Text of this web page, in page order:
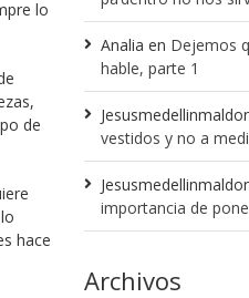
lo
de
hace
Analia en Dejemos
hable, parte 1
vestidos y no a
importancia de
Archivos